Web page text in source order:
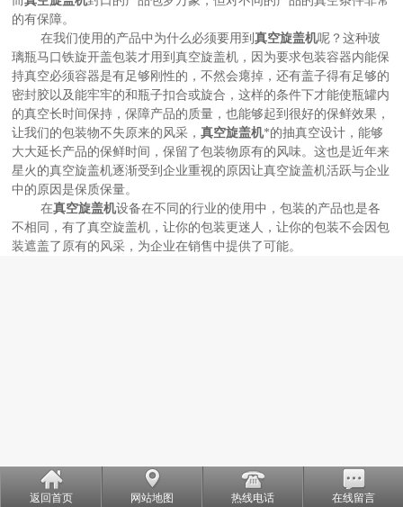
的有保障。
在我们使用的产品中为什么必须要用到真空旋盖机呢？这种玻
璃瓶马口铁旋开盖包装才用到真空旋盖机，因为要求包装容器内能保
持真空必须容器是有足够刚性的，不然会瘪掉，还有盖子得有足够的
密封胶以及能牢牢的和瓶子扣合或旋合，这样的条件下才能使瓶罐内
的真空长时间保持，保障产品的质量，也能够起到很好的保鲜效果，
让我们的包装物不失原来的风采，真空旋盖机*的抽真空设计，能够
大大延长产品的保鲜时间，保留了包装物原有的风味。这也是近年来
星火的真空旋盖机逐渐受到企业重视的原因让真空旋盖机活跃与企业
中的原因是保质保量。
在真空旋盖机设备在不同的行业的使用中，包装的产品也是各
不相同，有了真空旋盖机，让你的包装更迷人，让你的包装不会因包
装遮盖了原有的风采，为企业在销售中提供了可能。
返回首页 网站地图 热线电话 在线留言